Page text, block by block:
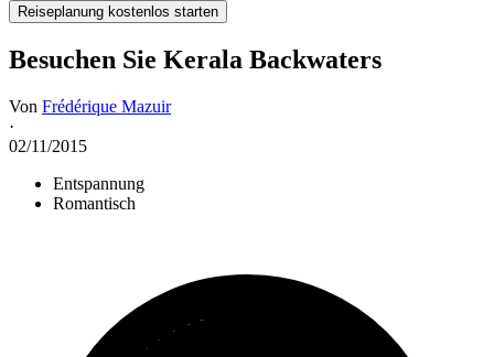
Reiseplanung kostenlos starten
Besuchen Sie Kerala Backwaters
Von Frédérique Mazuir
·
02/11/2015
Entspannung
Romantisch